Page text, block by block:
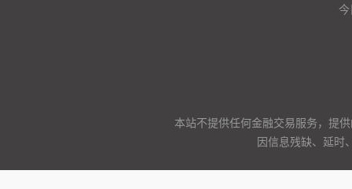
本站不提供任何金融交易服务，提
因信息残缺、延时